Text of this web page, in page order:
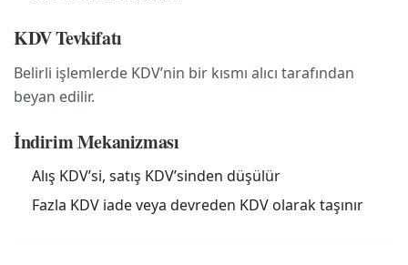
KDV Tevkifatı
Belirli işlemlerde KDV’nin bir kısmı alıcı tarafından
beyan edilir.
İndirim Mekanizması
Alış KDV’si, satış KDV’sinden düşülür
Fazla KDV iade veya devreden KDV olarak taşınır